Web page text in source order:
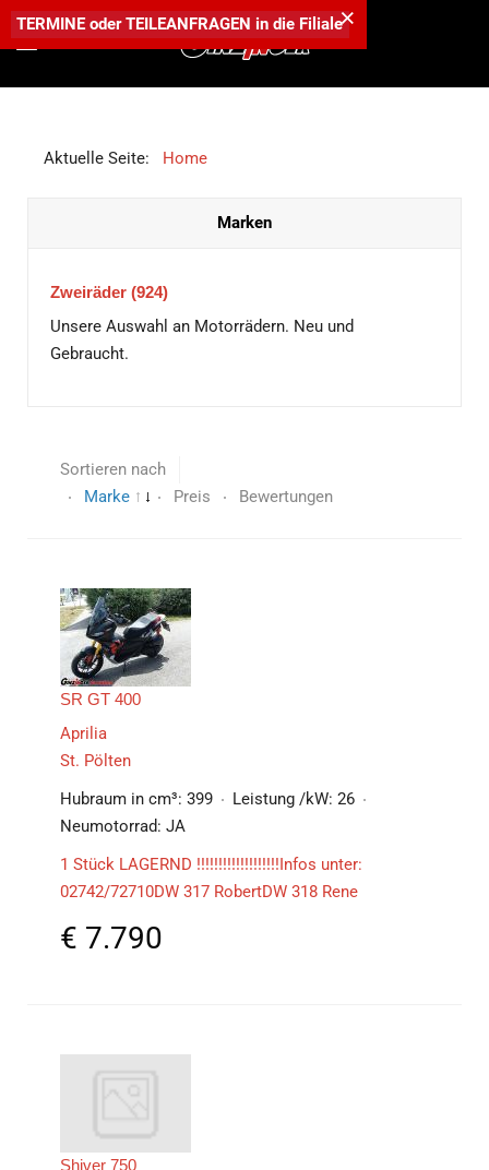
Aktuelle Seite: Home
Marken
Zweiräder (924)
Unsere Auswahl an Motorrädern. Neu und
Gebraucht.
Sortieren nach
Marke
Preis Bewertungen
SR GT 400
Aprilia
St. Pölten
Hubraum in cm³: 399 Leistung /kW: 26
Neumotorrad: JA
1 Stück LAGERND !!!!!!!!!!!!!!!!!!!Infos unter:
02742/72710DW 317 RobertDW 318 Rene
€ 7.790
Shiver 750
×
TERMINE oderTEILEANFRAGEN in die Filiale